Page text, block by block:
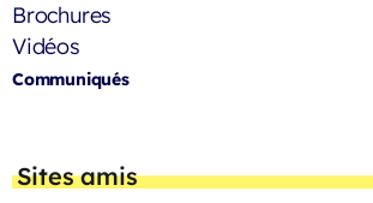
Brochures
Vidéos
Communiqués
Sites amis